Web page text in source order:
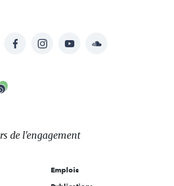
FacebookInstagramYouTubeSoundcloud
de l'engagement
Emplois